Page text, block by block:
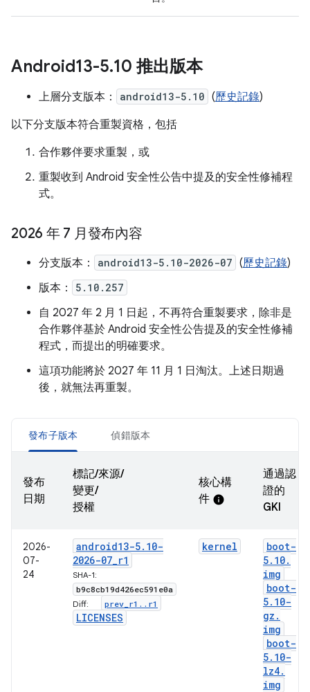
Android13-5.10 推出版本
上層分支版本： android13-5.10 (歷史記錄)
以下分支版本符合重製資格，包括
合作夥伴要求重製，或
重製收到 Android 安全性公告中提及的安全性修補程
式。
2026 年 7 月發布內容
分支版本： android13-5.10-2026-07 (歷史記錄)
版本：
5.10.257
自 2027 年 2 月 1 日起，不再符合重製要求，除非是
合作夥伴基於 Android 安全性公告提及的安全性修補
程式，而提出的明確要求。
這項功能將於 2027 年 11 月 1 日淘汰。上述日期過
後，就無法再重製。
發布子版本 偵錯版本
發布
日期
標記/來源/
變更/
授權
核心構
件 info
通過認
證的
GKI
2026-
07-
24
android13-5. 10-
2026-07_r1
SHA-1:
b9c8cb19d426ec591e0a
Diff: prev r1 . . r1
LICENSES
kernel
boot-
5. 10.
img
boot-
5. 10-
gz .
img
boot-
5. 10-
lz4.
img